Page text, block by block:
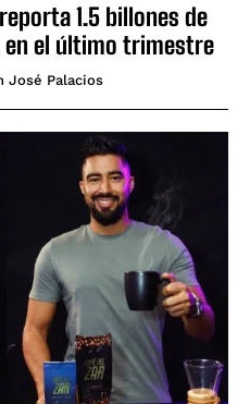
reporta 1.5 billones de
en el último trimestre
José Palacios